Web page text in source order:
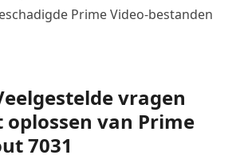
Prime Video-bestanden
vragen
oplossen van Prime
7031